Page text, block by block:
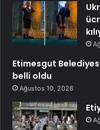
Etimesgut
belli oldu
Ağustos 10, 2026